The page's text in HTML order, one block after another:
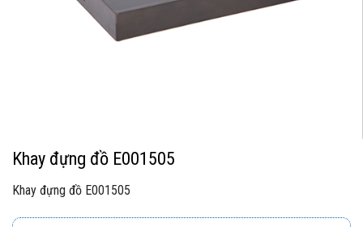
Khay đựng đồ E001505
Khay đựng đồ E001505